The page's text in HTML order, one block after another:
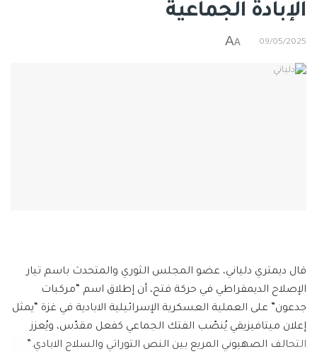
الإبادة الجماعية
09/05/2025
A
A
قال ديمتري دلياني، عضو المجلس الثوري والمتحدث باسم تيار
الإصلاح الديمقراطي في حركة فتح، أن إطلاق اسم “مركبات
جدعون” على العملية العسكرية الإسرائيلية الابادية في غزة “يمثل
إعلان ميتافيزيقي يُنصّب الفتك الجماعي كفعل مقدّس، ويُعزز
التحالف الصهيوني المريع بين النص التوراتي والسلاح الابادي.”